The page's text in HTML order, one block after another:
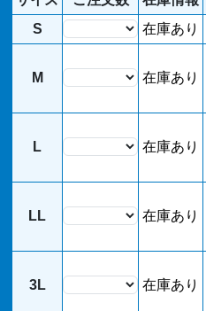
S
在庫あり
M 在庫あり
L 在庫あり
LL 在庫あり
3L 在庫あり